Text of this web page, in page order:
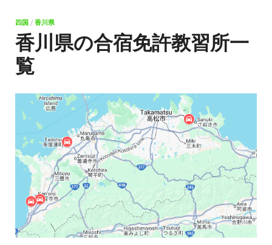
四国 / 香川県
香川県の合宿免許教習所一
覧